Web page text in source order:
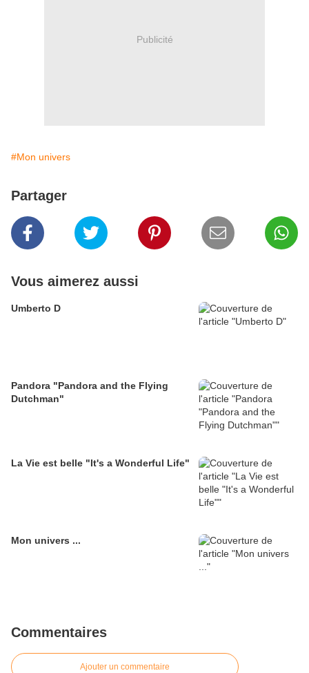
Publicité
#Mon univers
Partager
Vous aimerez aussi
Umberto D
Pandora "Pandora and the Flying
Dutchman"
La Vie est belle "It's a Wonderful Life"
Mon univers ...
Commentaires
Ajouter un commentaire